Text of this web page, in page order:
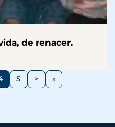
de renacer.
PáginaPágina
5
Siguiente
>